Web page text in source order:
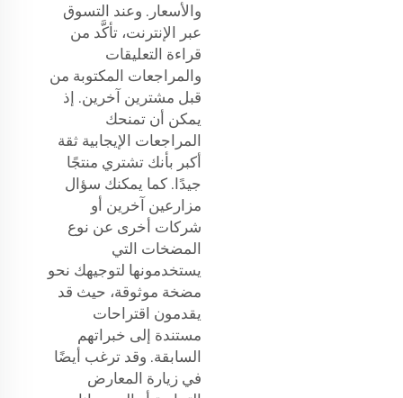
والأسعار. وعند التسوق
عبر الإنترنت، تأكَّد من
قراءة التعليقات
والمراجعات المكتوبة من
قبل مشترين آخرين. إذ
يمكن أن تمنحك
المراجعات الإيجابية ثقة
أكبر بأنك تشتري منتجًا
جيدًا. كما يمكنك سؤال
مزارعين آخرين أو
شركات أخرى عن نوع
المضخات التي
يستخدمونها لتوجيهك نحو
مضخة موثوقة، حيث قد
يقدمون اقتراحات
مستندة إلى خبراتهم
السابقة. وقد ترغب أيضًا
في زيارة المعارض